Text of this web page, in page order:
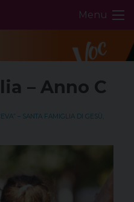
Menu
– Anno C
– SANTA FAMIGLIA DI GESÙ,